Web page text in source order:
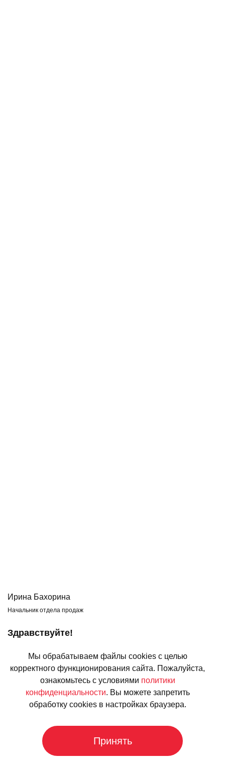
Мы обрабатываем файлы cookies с целью
корректного функционирования сайта. Пожалуйста,
ознакомьтесь с условиями политики
конфиденциальности. Вы можете запретить
обработку cookies в настройках браузера.
Принять
Здравствуйте!
Меня зовут Ирина, я руководитель отдела продаж.
Я буду контролировать исполнение ваших заказов на всех этапах: от
размещения и передачи в производство до доставки и монтажа.
Позвонить мне
Ирина Бахорина
Начальник отдела продаж